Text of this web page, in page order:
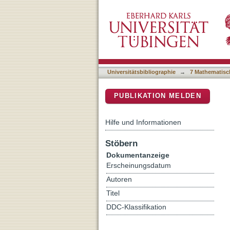
Universitätsbibliographie → 7
PUBLIKATION MELDEN
Hilfe und Informationen
Stöbern
Dokumentanzeige
Erscheinungsdatum
Autoren
Titel
DDC-Klassifikation